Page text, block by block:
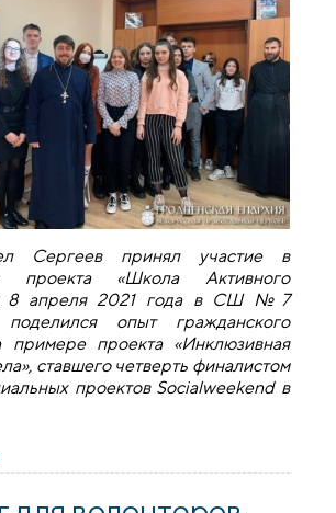
Сергеев принял участие в
проекта «Школа Активного
8 апреля 2021 года в СШ №7
опыт гражданского
примере проекта «Инклюзивная
ставшего четверть финалистом
проектов Socialweekend в
мероприятие в школе №7 г.Гродно в